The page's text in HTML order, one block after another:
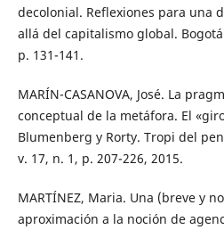
decolonial. Reflexiones para una
allá del capitalismo global.
p. 131-141.
MARÍN-CASANOVA, José. La
conceptual de la metáfora. El
Blumenberg y Rorty. Tropi del
v. 17, n. 1, p. 207-226, 2015.
MARTÍNEZ, Maria. Una (breve y
aproximación a la noción de